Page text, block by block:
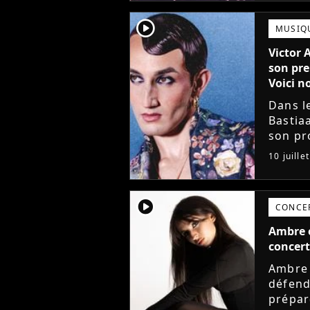
player2
Victor
son
Voici
Dans
son
avec
10
player2
Ambre